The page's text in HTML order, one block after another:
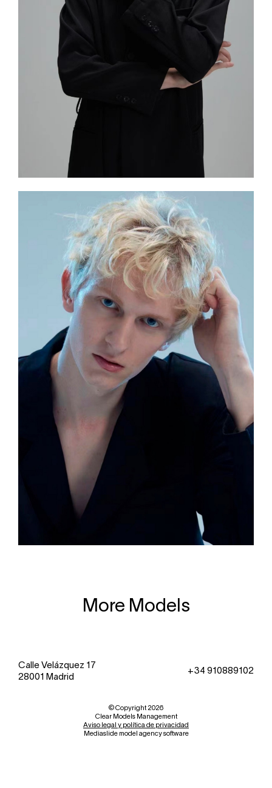
More Models
Calle Velázquez 17
28001 Madrid
+34 910889102
© Copyright 2026
Clear Models Management
Aviso legal y política de privacidad
Mediaslide model agency software